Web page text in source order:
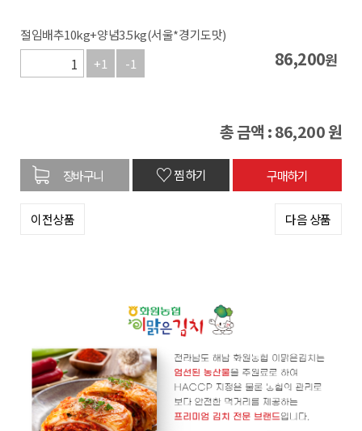
절임배추10kg+양념3.5kg(서울*경기도맛)
+1
-1 86,200원
총 금액 :86,200원
♡찜하기
이전상품 다음 상품